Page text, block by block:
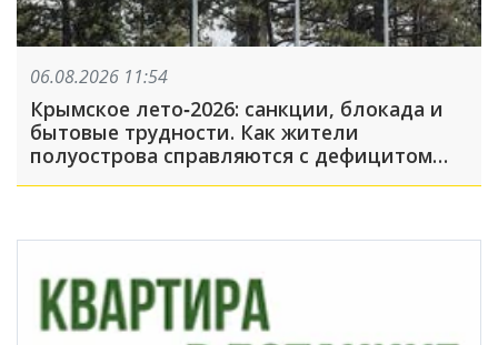
06.08.2026 11:54
Крымское лето‑2026: санкции, блокада и
бытовые трудности. Как жители
полуострова справляются с дефицитом
топлива, света и воды